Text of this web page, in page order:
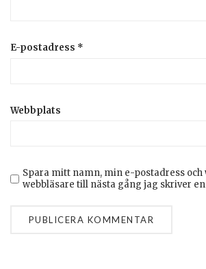
E-postadress *
Webbplats
Spara mitt namn, min e-postadress och
webbläsare till nästa gång jag skriver